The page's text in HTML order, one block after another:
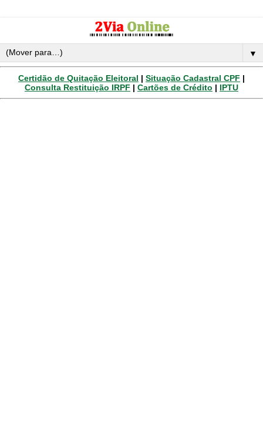
▼
Certidão de Quitação Eleitoral | Situação Cadastral CPF |
Consulta Restituição IRPF | Cartões de Crédito | IPTU